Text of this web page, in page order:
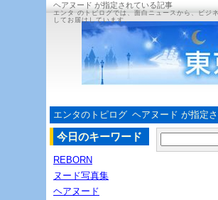
ヘアヌード が指定されている記事
エンタ のトピログでは、面白ニュースから、ビジ
してお届けしています。
エンタのトピログ ヘアヌード が指定
今日のキーワード
REBORN
ヌード写真集
ヘアヌード